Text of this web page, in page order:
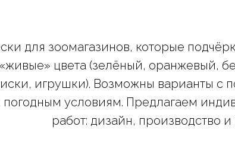
для зоомагазинов, которые
цвета (зелёный, оранжевый,
игрушки). Возможны варианты с
погодным условиям. Предлагаем
работ: дизайн, производство